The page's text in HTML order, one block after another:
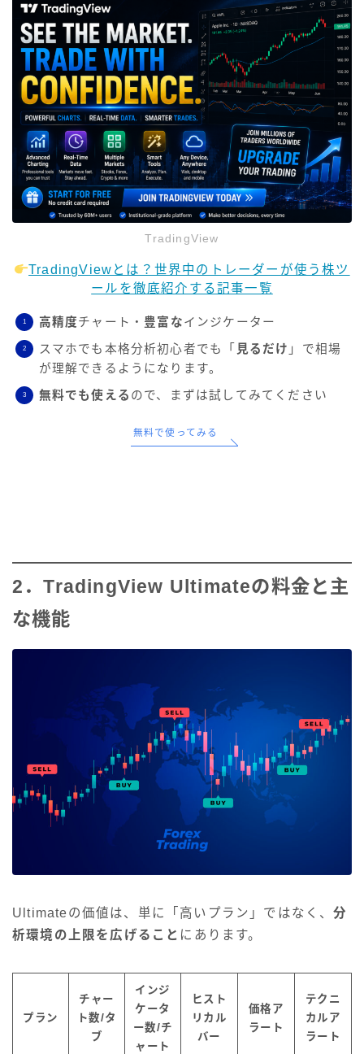
TradingView
TradingViewとは？世界中のトレーダーが使う株ツ
ールを徹底紹介する記事一覧
高精度チャート・ 豊富なインジケーター
スマホでも本格分析初心者でも「 見るだけ 」で相場
が理解できるようになります。
無料でも使える ので、まずは試してみてください
無料で使ってみる
2．TradingView Ultimateの料金と主
な機能
Ultimateの価値は、単に「高いプラン」ではなく、分
析環境の上限を広げること にあります。
プラン
チャー
ト数/タ
ブ
インジ
ケータ
ー数/チ
ャート
ヒスト
リカル
バー
価格ア
ラート
テクニ
カルア
ラート